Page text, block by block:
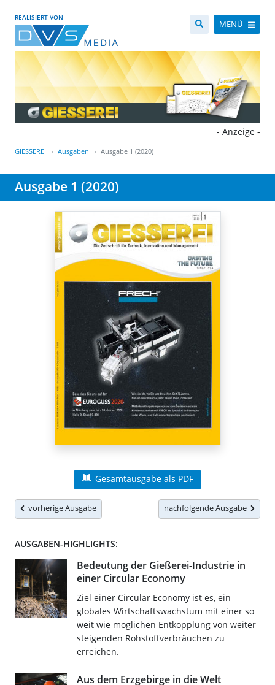
REALISIERT VON
MENÜ
- Anzeige -
GIESSEREI Ausgaben Ausgabe 1 (2020)
Ausgabe 1 (2020)
Gesamtausgabe als PDF
vorherige Ausgabe nachfolgende Ausgabe
AUSGABEN-HIGHLIGHTS:
Bedeutung der Gießerei-Industrie in
einer Circular Economy
Ziel einer Circular Economy ist es, ein
globales Wirtschaftswachstum mit einer so
weit wie möglichen Entkopplung von weiter
steigenden Rohstoffverbräuchen zu
erreichen.
Aus dem Erzgebirge in die Welt